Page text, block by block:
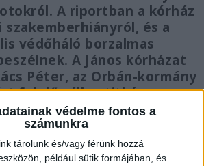
védelme fontos a
számunkra
tárolunk és/vagy férünk hozzá
például sütik formájában, és
A riportban a kórház
szakemberhiányról, és a
védőháló borzalmas
A János kórházat
Péter, az Orbán-kormány
felelős államtitkára